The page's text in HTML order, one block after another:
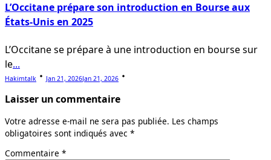
L’Occitane prépare son introduction en Bourse aux
États-Unis en 2025
L’Occitane se prépare à une introduction en bourse sur
le...
Hakimtalk Jan 21, 2026Jan 21, 2026
Laisser un commentaire
Votre adresse e-mail ne sera pas publiée. Les champs
obligatoires sont indiqués avec *
Commentaire *